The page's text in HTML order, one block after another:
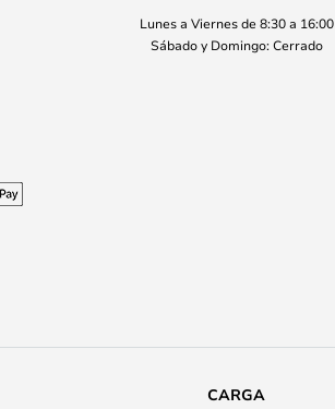
Lunes a Viernes de 8:30 a 16:00
Sábado y Domingo: Cerrado
CARGA